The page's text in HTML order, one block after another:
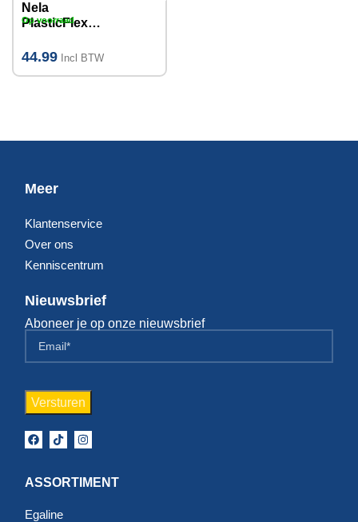
Nela
PlasticFlex
spaan met
44.99 Incl BTW
Op voorraad
Meer
Klantenservice
Over ons
Kenniscentrum
Nieuwsbrief
Aboneer je op onze nieuwsbrief
ASSORTIMENT
Egaline